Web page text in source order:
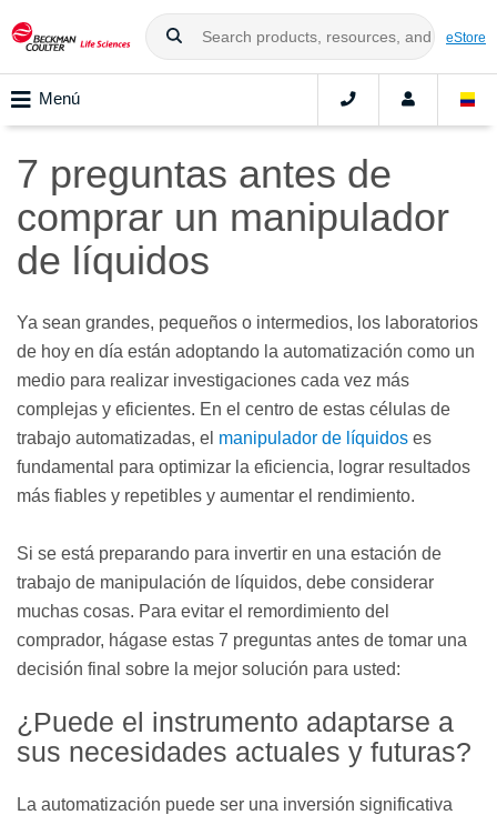
eStore
Menú
7 preguntas antes de
comprar un manipulador
de líquidos
Ya sean grandes, pequeños o intermedios, los laboratorios
de hoy en día están adoptando la automatización como un
medio para realizar investigaciones cada vez más
complejas y eficientes. En el centro de estas células de
trabajo automatizadas, el manipulador de líquidos es
fundamental para optimizar la eficiencia, lograr resultados
más fiables y repetibles y aumentar el rendimiento.
Si se está preparando para invertir en una estación de
trabajo de manipulación de líquidos, debe considerar
muchas cosas. Para evitar el remordimiento del
comprador, hágase estas 7 preguntas antes de tomar una
decisión final sobre la mejor solución para usted:
¿Puede el instrumento adaptarse a
sus necesidades actuales y futuras?
La automatización puede ser una inversión significativa